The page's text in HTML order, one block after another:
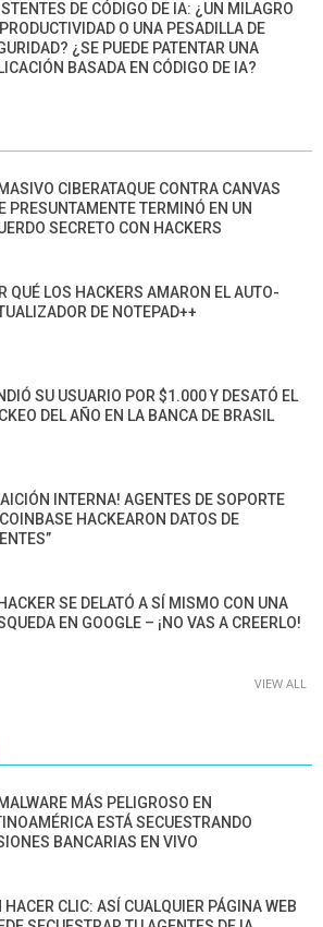
DE CÓDIGO DE IA: ¿UN MILAGRO
O UNA PESADILLA DE
¿SE PUEDE PATENTAR UNA
BASADA EN CÓDIGO DE IA?
CIBERATAQUE CONTRA CANVAS
PRESUNTAMENTE TERMINÓ EN UN
SECRETO CON HACKERS
QUÉ LOS HACKERS AMARON EL AUTO-
DE NOTEPAD++
SU USUARIO POR $1.000 Y DESATÓ EL
DEL AÑO EN LA BANCA DE BRASIL
INTERNA! AGENTES DE SOPORTE
HACKEARON DATOS DE
SE DELATÓ A SÍ MISMO CON UNA
EN GOOGLE – ¡NO VAS A CREERLO!
VIEW ALL
MÁS PELIGROSO EN
ESTÁ SECUESTRANDO
BANCARIAS EN VIVO
HACER CLIC: ASÍ CUALQUIER PÁGINA WEB